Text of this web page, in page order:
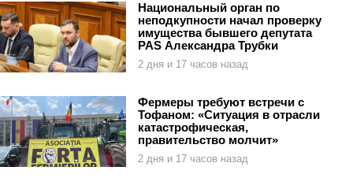
Национальный орган по
неподкупности начал проверку
имущества бывшего депутата
PAS Александра Трубки
2 дня и 17 часов назад
Фермеры требуют встречи с
Тофаном: «Ситуация в отрасли
катастрофическая,
правительство молчит»
2 дня и 17 часов назад